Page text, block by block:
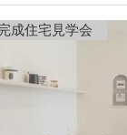
成住宅見学会